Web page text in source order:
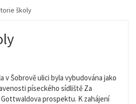
školy
v Šobrově ulici byla vybudována jako
píseckého sídliště Za
prospektu. K zahájení